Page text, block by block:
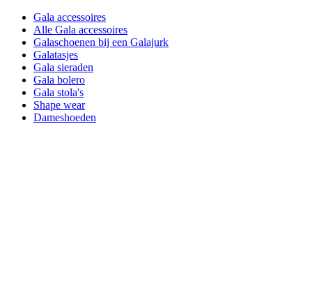
Gala accessoires
Alle Gala accessoires
Galaschoenen bij een Galajurk
Galatasjes
Gala sieraden
Gala bolero
Gala stola's
Shape wear
Dameshoeden